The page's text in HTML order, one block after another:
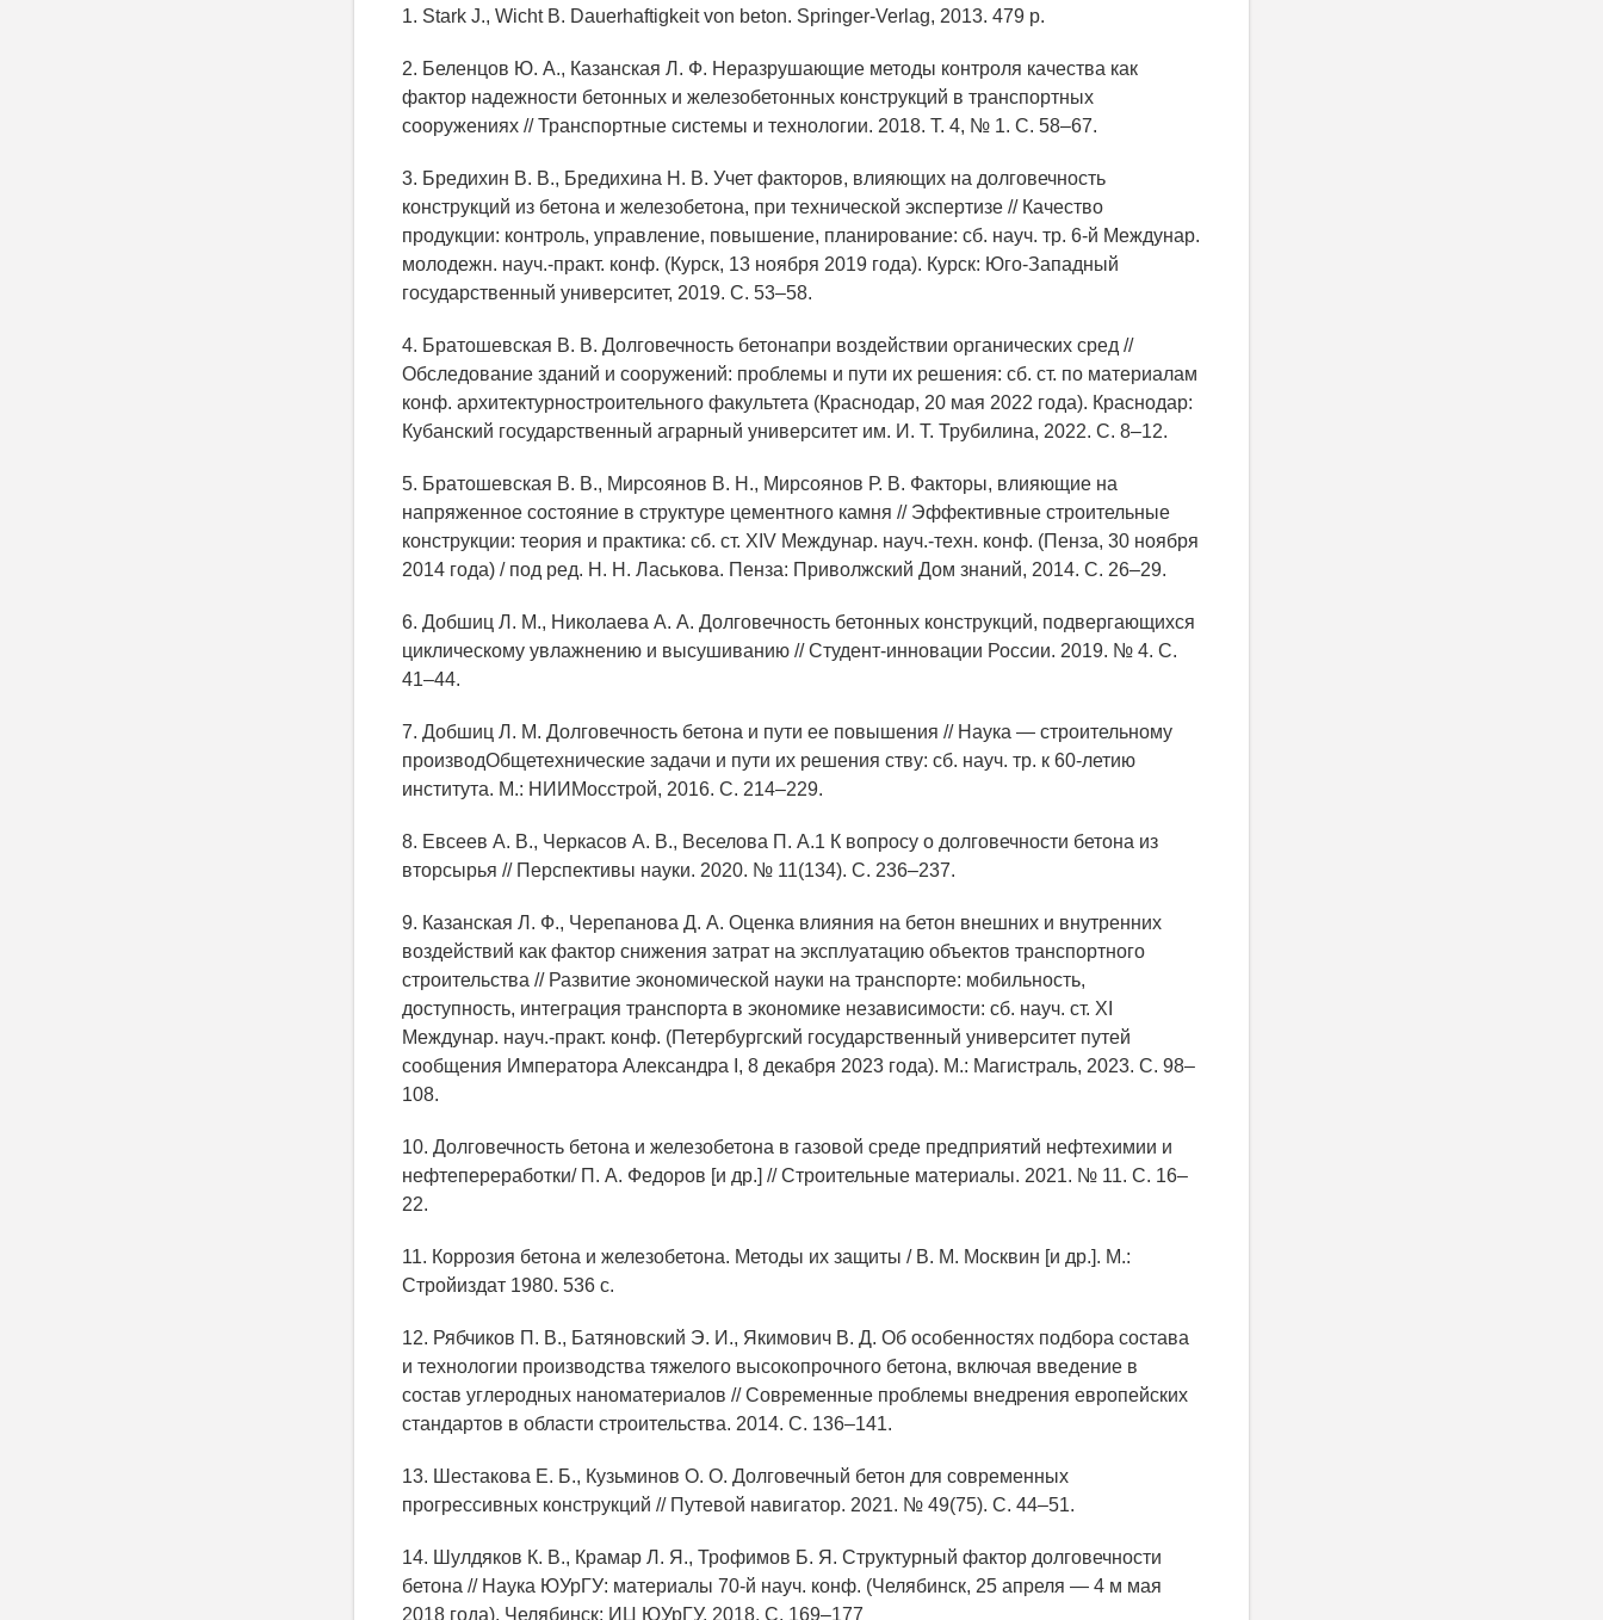
1. Stark J., Wicht B. Dauerhaftigkeit von beton. Springer-Verlag, 2013. 479 p.
2. Беленцов Ю. А., Казанская Л. Ф. Неразрушающие методы контроля качества как
фактор надежности бетонных и железобетонных конструкций в транспортных
сооружениях // Транспортные системы и технологии. 2018. Т. 4, № 1. С. 58–67.
3. Бредихин В. В., Бредихина Н. В. Учет факторов, влияющих на долговечность
конструкций из бетона и железобетона, при технической экспертизе // Качество
продукции: контроль, управление, повышение, планирование: сб. науч. тр. 6-й Междунар.
молодежн. науч.-практ. конф. (Курск, 13 ноября 2019 года). Курск: Юго-Западный
государственный университет, 2019. С. 53–58.
4. Братошевская В. В. Долговечность бетонапри воздействии органических сред //
Обследование зданий и сооружений: проблемы и пути их решения: сб. ст. по материалам
конф. архитектурностроительного факультета (Краснодар, 20 мая 2022 года). Краснодар:
Кубанский государственный аграрный университет им. И. Т. Трубилина, 2022. С. 8–12.
5. Братошевская В. В., Мирсоянов В. Н., Мирсоянов Р. В. Факторы, влияющие на
напряженное состояние в структуре цементного камня // Эффективные строительные
конструкции: теория и практика: сб. ст. XIV Междунар. науч.-техн. конф. (Пенза, 30 ноября
2014 года) / под ред. Н. Н. Ласькова. Пенза: Приволжский Дом знаний, 2014. С. 26–29.
6. Добшиц Л. М., Николаева А. А. Долговечность бетонных конструкций, подвергающихся
циклическому увлажнению и высушиванию // Студент-инновации России. 2019. № 4. С.
41–44.
7. Добшиц Л. М. Долговечность бетона и пути ее повышения // Наука — строительному
производОбщетехнические задачи и пути их решения ству: сб. науч. тр. к 60-летию
института. М.: НИИМосстрой, 2016. С. 214–229.
8. Евсеев А. В., Черкасов А. В., Веселова П. А.1 К вопросу о долговечности бетона из
вторсырья // Перспективы науки. 2020. № 11(134). С. 236–237.
9. Казанская Л. Ф., Черепанова Д. А. Оценка влияния на бетон внешних и внутренних
воздействий как фактор снижения затрат на эксплуатацию объектов транспортного
строительства // Развитие экономической науки на транспорте: мобильность,
доступность, интеграция транспорта в экономике независимости: сб. науч. ст. XI
Междунар. науч.-практ. конф. (Петербургский государственный университет путей
сообщения Императора Александра I, 8 декабря 2023 года). М.: Магистраль, 2023. С. 98–
108.
10. Долговечность бетона и железобетона в газовой среде предприятий нефтехимии и
нефтепереработки/ П. А. Федоров [и др.] // Строительные материалы. 2021. № 11. С. 16–
22.
11. Коррозия бетона и железобетона. Методы их защиты / В. М. Москвин [и др.]. М.:
Стройиздат 1980. 536 с.
12. Рябчиков П. В., Батяновский Э. И., Якимович В. Д. Об особенностях подбора состава
и технологии производства тяжелого высокопрочного бетона, включая введение в
состав углеродных наноматериалов // Современные проблемы внедрения европейских
стандартов в области строительства. 2014. С. 136–141.
13. Шестакова Е. Б., Кузьминов О. О. Долговечный бетон для современных
прогрессивных конструкций // Путевой навигатор. 2021. № 49(75). С. 44–51.
14. Шулдяков К. В., Крамар Л. Я., Трофимов Б. Я. Структурный фактор долговечности
бетона // Наука ЮУрГУ: материалы 70-й науч. конф. (Челябинск, 25 апреля — 4 м мая
2018 года). Челябинск: ИЦ ЮУрГУ, 2018. С. 169–177